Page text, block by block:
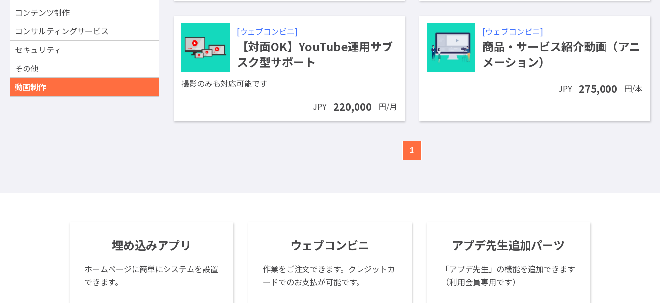
コンテンツ制作
コンサルティングサービス
セキュリティ
その他
動画制作
[ウェブコンビニ]
【対面OK】YouTube運用サブ
スク型サポート
撮影のみも対応可能です
JPY
220,000 円/月
[ウェブコンビニ]
商品・サービス紹介動画（アニ
メーション）
JPY 275,000 円/本
1
埋め込みアプリ
ホームページに簡単にシステムを設置
できます。
ウェブコンビニ
作業をご注文できます。クレジットカ
ードでのお支払が可能です。
アプデ先生追加パーツ
「アプデ先生」の機能を追加できます
（利用会員専用です）